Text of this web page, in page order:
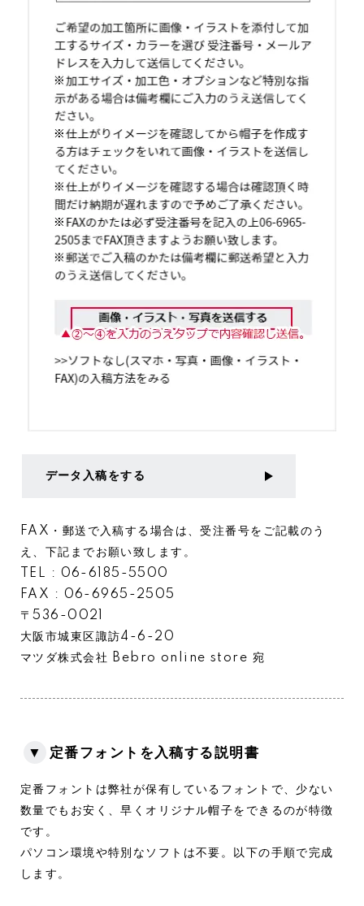
データ入稿をする
FAX・郵送で入稿する場合は、受注番号をご記載のう
え、下記までお願い致します。
TEL : 06-6185-5500
FAX : 06-6965-2505
〒536-0021
大阪市城東区諏訪4-6-20
マツダ株式会社 Bebro online store 宛
▼ 定番フォントを入稿する説明書
定番フォントは弊社が保有しているフォントで、少ない
数量でもお安く、早くオリジナル帽子をできるのが特徴
です。
パソコン環境や特別なソフトは不要。以下の手順で完成
します。